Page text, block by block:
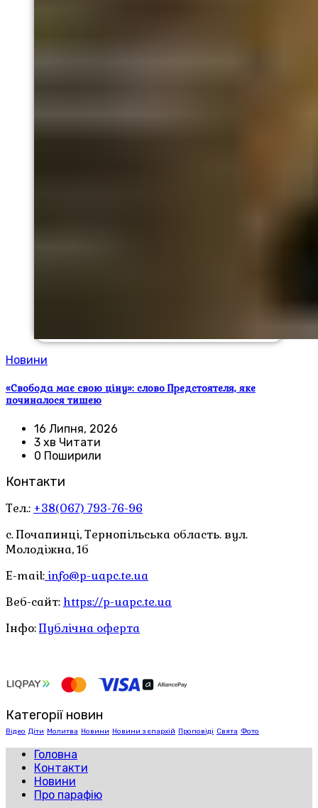
Новини
«Свобода має свою ціну»: слово Предстоятеля, яке
починалося тишею
16 Липня, 2026
3 хв Читати
0 Поширили
Контакти
Тел.: +38(067) 793-76-96
с. Почапинці, Тернопільська область. вул.
Молодіжна, 1б
E-mail: info@p-uapc.te.ua
Веб-сайт: https://p-uapc.te.ua
Інфо:Публічна оферта
Категорії новин
Відео Діти Молитва Новини Новини з єпархій Проповіді Свята Фото
Головна
Контакти
Новини
Про парафію